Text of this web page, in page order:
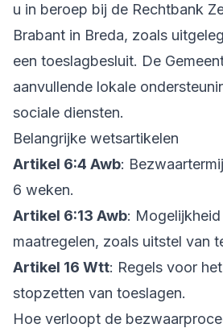
u in beroep bij de Rechtbank
Brabant in Breda, zoals
een toeslagbesluit. De
aanvullende lokale
sociale diensten.
Belangrijke wetsartikelen
Artikel 6:4 Awb:
6 weken.
Artikel 6:13 Awb:
maatregelen, zoals uitstel van
Artikel 16 Wtt: Regels voor
stopzetten van toeslagen.
Hoe verloopt de